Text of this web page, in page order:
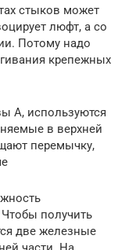
стыков может
люфт, а со
Потому надо
крепежных
А, используются
в верхней
перемычку,
получить
две железные